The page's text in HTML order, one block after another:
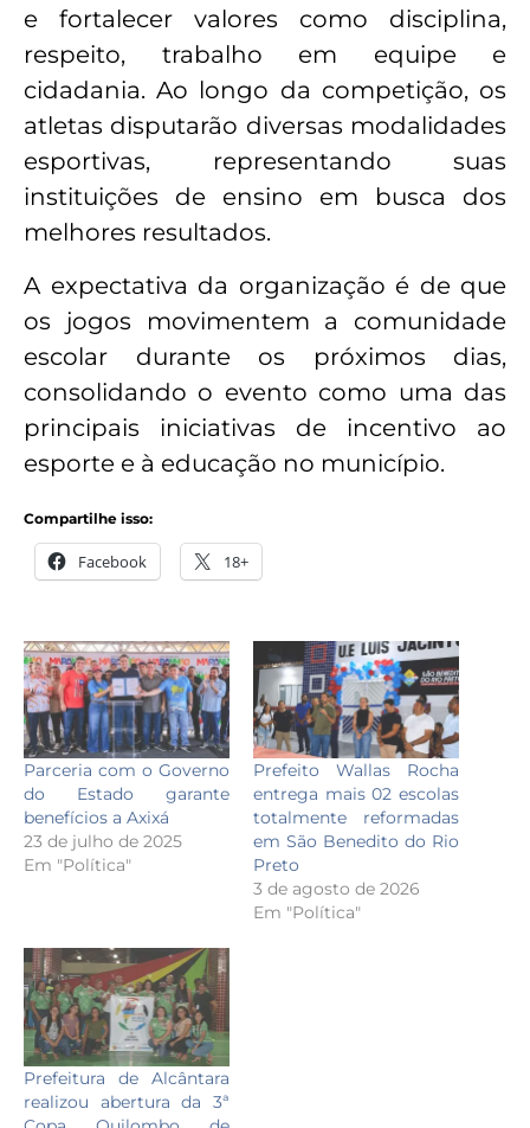
e fortalecer valores como disciplina,
respeito, trabalho em equipe e
cidadania. Ao longo da competição, os
atletas disputarão diversas modalidades
esportivas, representando suas
instituições de ensino em busca dos
melhores resultados.
A expectativa da organização é de que
os jogos movimentem a comunidade
escolar durante os próximos dias,
consolidando o evento como uma das
principais iniciativas de incentivo ao
esporte e à educação no município.
Compartilhe isso:
Facebook 18+
Parceria com o Governo
do Estado garante
benefícios a Axixá
23 de julho de 2025
Em "Política"
Prefeito Wallas Rocha
entrega mais 02 escolas
totalmente reformadas
em São Benedito do Rio
Preto
3 de agosto de 2026
Em "Política"
Prefeitura de Alcântara
realizou abertura da 3ª